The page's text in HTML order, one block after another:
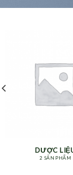
DƯỢC
2 SẢN PHẨM